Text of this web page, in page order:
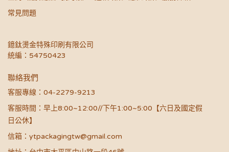
常見問題
鐿鈦燙金特殊印刷有限公司
統編：54750423
聯絡我們
客服專線：04-2279-9213
客服時間：早上8:00~12:00//下午1:00~5:00【六日及國定假
日公休】
信箱：ytpackagingtw@gmail.com